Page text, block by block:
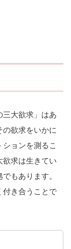
三大欲求」はあ
の欲求をいかに
ョンを測るこ
欲求は生きてい
もあります。
付き合うことで